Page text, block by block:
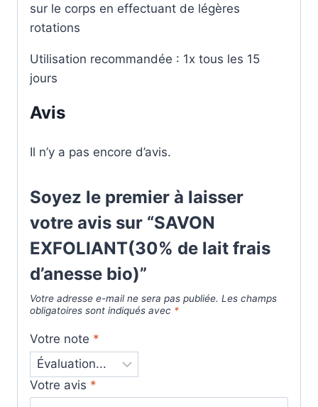
sur le corps en effectuant de légères
rotations
Utilisation recommandée : 1x tous les 15
jours
Avis
Il n’y a pas encore d’avis.
Soyez le premier à laisser
votre avis sur “SAVON
EXFOLIANT(30% de lait frais
d’anesse bio)”
Votre adresse e-mail ne sera pas publiée. Les champs
obligatoires sont indiqués avec *
Votre note *
Votre avis *